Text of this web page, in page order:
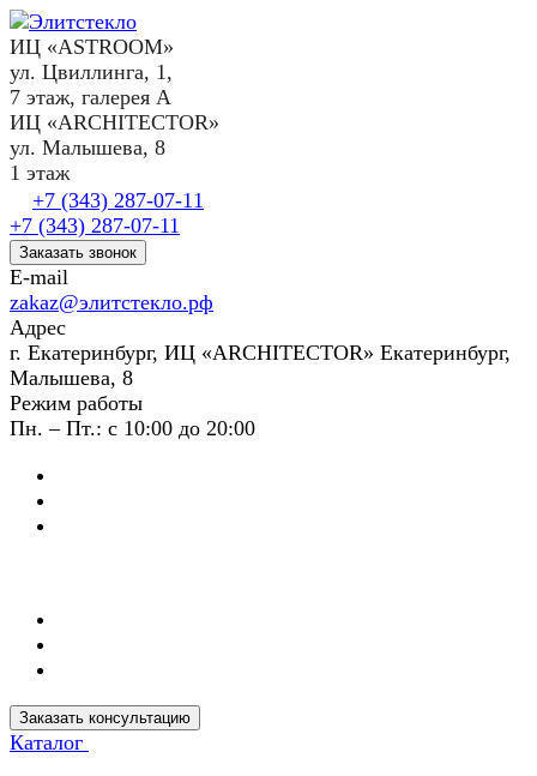
ИЦ «ASTROOM»
ул. Цвиллинга, 1,
7 этаж, галерея А
ИЦ «ARCHITECTOR»
ул. Малышева, 8
1 этаж
+7 (343) 287-07-11
+7 (343) 287-07-11
Заказать звонок
E-mail
zakaz@элитстекло.рф
Адрес
г. Екатеринбург, ИЦ «ARCHITECTOR» Екатеринбург,
Малышева, 8
Режим работы
Пн. – Пт.: с 10:00 до 20:00
Заказать консультацию
Каталог